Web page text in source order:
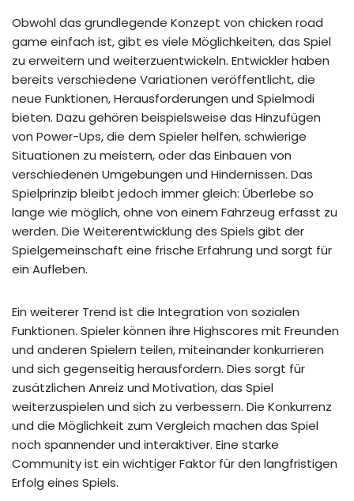
Obwohl das grundlegende Konzept von chicken road
game einfach ist, gibt es viele Möglichkeiten, das Spiel
zu erweitern und weiterzuentwickeln. Entwickler haben
bereits verschiedene Variationen veröffentlicht, die
neue Funktionen, Herausforderungen und Spielmodi
bieten. Dazu gehören beispielsweise das Hinzufügen
von Power-Ups, die dem Spieler helfen, schwierige
Situationen zu meistern, oder das Einbauen von
verschiedenen Umgebungen und Hindernissen. Das
Spielprinzip bleibt jedoch immer gleich: Überlebe so
lange wie möglich, ohne von einem Fahrzeug erfasst zu
werden. Die Weiterentwicklung des Spiels gibt der
Spielgemeinschaft eine frische Erfahrung und sorgt für
ein Aufleben.
Ein weiterer Trend ist die Integration von sozialen
Funktionen. Spieler können ihre Highscores mit Freunden
und anderen Spielern teilen, miteinander konkurrieren
und sich gegenseitig herausfordern. Dies sorgt für
zusätzlichen Anreiz und Motivation, das Spiel
weiterzuspielen und sich zu verbessern. Die Konkurrenz
und die Möglichkeit zum Vergleich machen das Spiel
noch spannender und interaktiver. Eine starke
Community ist ein wichtiger Faktor für den langfristigen
Erfolg eines Spiels.